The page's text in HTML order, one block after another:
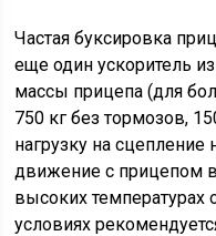
Частая буксировка
еще один ускоритель
массы прицепа (для
750 кг без тормозов,
нагрузку на сцепление
движение с прицепом
высоких
условиях